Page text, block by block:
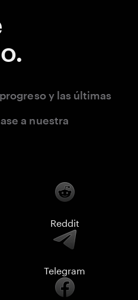
y las últimas
a nuestra
Reddit
Telegram